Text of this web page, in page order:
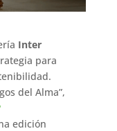
Inter
para
del Alma”,
edición